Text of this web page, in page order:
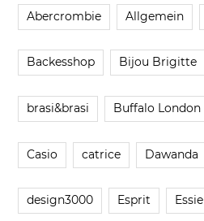
Abercrombie Allgemein
Backesshop Bijou Brigitte
brasi&brasi Buffalo London
Casio catrice Dawanda
design3000 Esprit Essie